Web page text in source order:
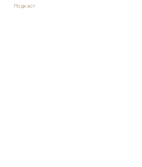
Подкаст